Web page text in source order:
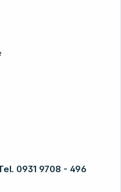
0931 9708 - 496